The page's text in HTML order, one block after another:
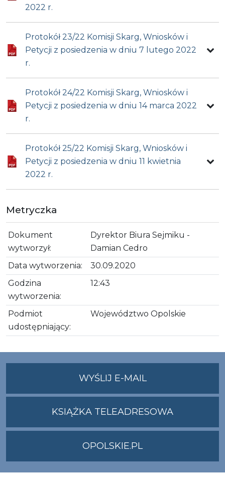
2022 r.
Protokół 23/22 Komisji Skarg, Wniosków i
Petycji z posiedzenia w dniu 7 lutego 2022
r.
Protokół 24/22 Komisji Skarg, Wniosków i
Petycji z posiedzenia w dniu 14 marca 2022
r.
Protokół 25/22 Komisji Skarg, Wniosków i
Petycji z posiedzenia w dniu 11 kwietnia
2022 r.
Metryczka
Dokument
wytworzył:
Dyrektor Biura Sejmiku -
Damian Cedro
Data wytworzenia:
30.09.2020
Godzina
wytworzenia:
12:43
Podmiot
udostępniający:
Województwo Opolskie
WYŚLIJ E-MAILNA
ADRES
KSIĄŻKA TELEADRESOWA
OPOLSKIE.PL